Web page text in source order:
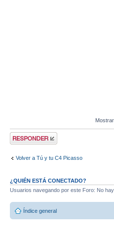
Publicar una
respuesta
Volver a Tú y tu C4 Picasso
¿QUIÉN ESTÁ CONECTADO?
Usuarios navegando por este Foro: No
Índice general